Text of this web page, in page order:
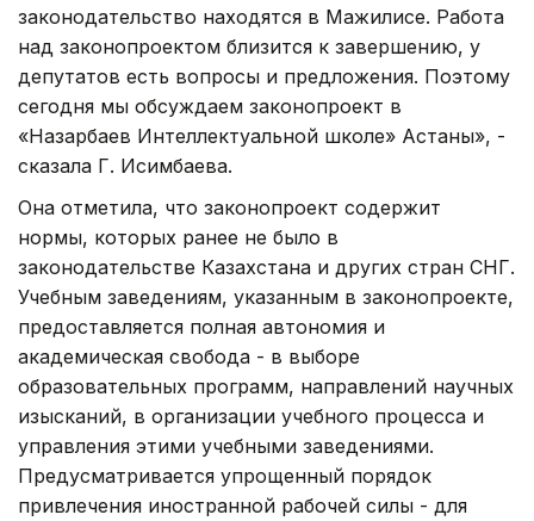
законодательство находятся в Мажилисе. Работа
над законопроектом близится к завершению, у
депутатов есть вопросы и предложения. Поэтому
сегодня мы обсуждаем законопроект в
«Назарбаев Интеллектуальной школе» Астаны», -
сказала Г. Исимбаева.
Она отметила, что законопроект содержит
нормы, которых ранее не было в
законодательстве Казахстана и других стран СНГ.
Учебным заведениям, указанным в законопроекте,
предоставляется полная автономия и
академическая свобода - в выборе
образовательных программ, направлений научных
изысканий, в организации учебного процесса и
управления этими учебными заведениями.
Предусматривается упрощенный порядок
привлечения иностранной рабочей силы - для